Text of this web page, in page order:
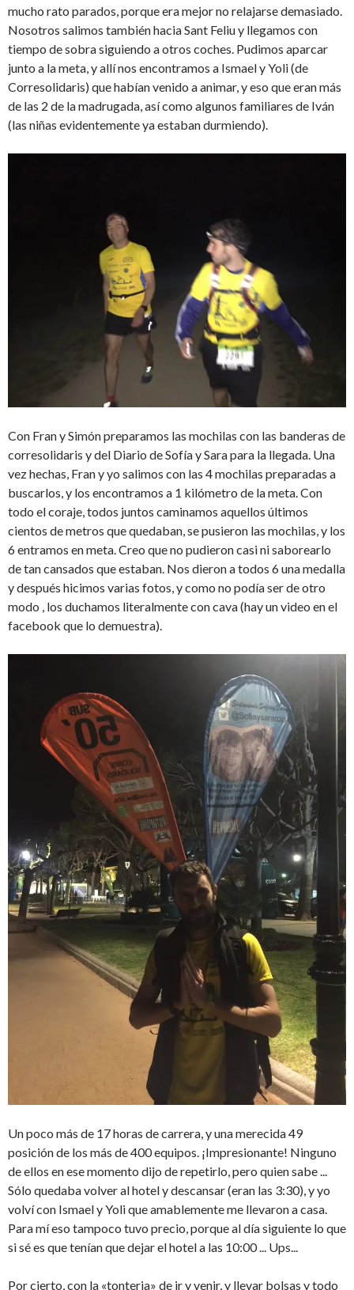
mucho rato parados, porque era mejor no relajarse demasiado.
Nosotros salimos también hacia Sant Feliu y llegamos con
tiempo de sobra siguiendo a otros coches. Pudimos aparcar
junto a la meta, y allí nos encontramos a Ismael y Yoli (de
Corresolidaris) que habían venido a animar, y eso que eran más
de las 2 de la madrugada, así como algunos familiares de Iván
(las niñas evidentemente ya estaban durmiendo).
Con Fran y Simón preparamos las mochilas con las banderas de
corresolidaris y del Diario de Sofía y Sara para la llegada. Una
vez hechas, Fran y yo salimos con las 4 mochilas preparadas a
buscarlos, y los encontramos a 1 kilómetro de la meta. Con
todo el coraje, todos juntos caminamos aquellos últimos
cientos de metros que quedaban, se pusieron las mochilas, y los
6 entramos en meta. Creo que no pudieron casi ni saborearlo
de tan cansados ​​que estaban. Nos dieron a todos 6 una medalla
y después hicimos varias fotos, y como no podía ser de otro
modo , los duchamos literalmente con cava (hay un video en el
facebook que lo demuestra).
Un poco más de 17 horas de carrera, y una merecida 49
posición de los más de 400 equipos. ¡Impresionante! Ninguno
de ellos en ese momento dijo de repetirlo, pero quien sabe ...
Sólo quedaba volver al hotel y descansar (eran las 3:30), y yo
volví con Ismael y Yoli que amablemente me llevaron a casa.
Para mí eso tampoco tuvo precio, porque al día siguiente lo que
si sé es que tenían que dejar el hotel a las 10:00 ... Ups...
Por cierto, con la «tonteria» de ir y venir, y llevar bolsas y todo